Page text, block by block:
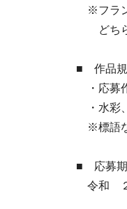
※フランス
どちらの
■ 作品規
・応募作品
・水彩、パ
※標語など
■ 応募期
令和 ２年